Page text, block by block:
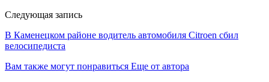
Следующая запись
В Каменецком районе водитель автомобиля Citroen сбил
велосипедиста
Вам также могут понравиться Еще от автора